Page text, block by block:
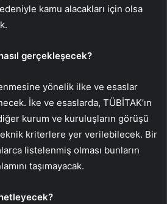
kamu alacakları için olsa
gerçekleşecek?
yönelik ilke ve esaslar
İke ve esaslarda, TÜBİTAK’ın
kurum ve kuruluşların görüşü
kriterlere yer verilebilecek. Bir
listelenmiş olması bunların
taşımayacak.